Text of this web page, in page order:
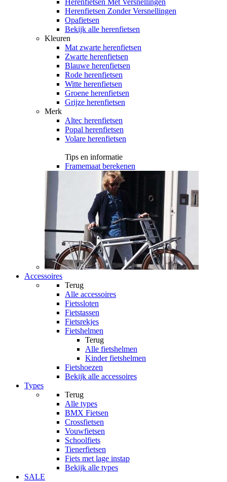
Herenfietsen Met Versnellingen
Herenfietsen Zonder Versnellingen
Opafietsen
Bekijk alle herenfietsen
Kleuren
Mat zwarte herenfietsen
Zwarte herenfietsen
Blauwe herenfietsen
Rode herenfietsen
Witte herenfietsen
Groene herenfietsen
Grijze herenfietsen
Merk
Altec herenfietsen
Popal herenfietsen
Volare herenfietsen
Tips en informatie
Framemaat berekenen
Accessoires
Terug
Alle accessoires
Fietssloten
Fietstassen
Fietsrekjes
Fietshelmen
Terug
Alle fietshelmen
Kinder fietshelmen
Fietshoezen
Bekijk alle accessoires
Types
Terug
Alle types
BMX Fietsen
Crossfietsen
Vouwfietsen
Schoolfiets
Tienerfietsen
Fiets met lage instap
Bekijk alle types
SALE